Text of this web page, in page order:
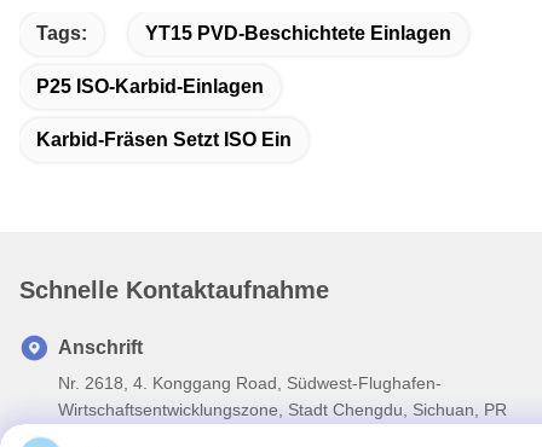
Tags: YT15 PVD-Beschichtete Einlagen
P25 ISO-Karbid-Einlagen
Karbid-Fräsen Setzt ISO Ein
Schnelle Kontaktaufnahme
Anschrift
Nr. 2618, 4. Konggang Road, Südwest-Flughafen-
Wirtschaftsentwicklungszone, Stadt Chengdu, Sichuan, PR